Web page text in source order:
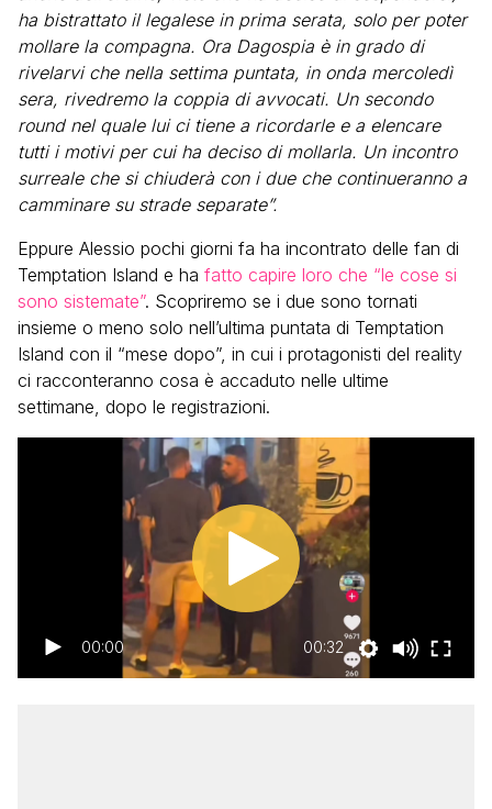
ha bistrattato il legalese in prima serata, solo per poter
mollare la compagna. Ora Dagospia è in grado di
rivelarvi che nella settima puntata, in onda mercoledì
sera, rivedremo la coppia di avvocati. Un secondo
round nel quale lui ci tiene a ricordarle e a elencare
tutti i motivi per cui ha deciso di mollarla. Un incontro
surreale che si chiuderà con i due che continueranno a
camminare su strade separate”.
Eppure Alessio pochi giorni fa ha incontrato delle fan di
Temptation Island e ha fatto capire loro che “le cose si
sono sistemate”. Scopriremo se i due sono tornati
insieme o meno solo nell’ultima puntata di Temptation
Island con il “mese dopo”, in cui i protagonisti del reality
ci racconteranno cosa è accaduto nelle ultime
settimane, dopo le registrazioni.
00:00 00:32